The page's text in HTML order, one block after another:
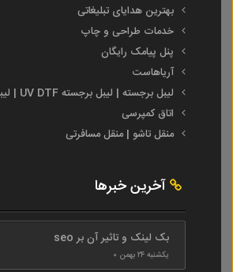
بهترین هدایای تبلیغاتی
خدمات طراحی و چاپ
پنل پیامک رایگان
آریاهاست
لیبل برجسته | لیبل برجسته UV DTF | لیبل UV DTF
اتاق کمپرسی
منقل تاشو | منقل مسافرتی
آخرین خبرها
بک لینک و تاثیر آن بر seo
یکشنبه ۲۴ بهمن ۰